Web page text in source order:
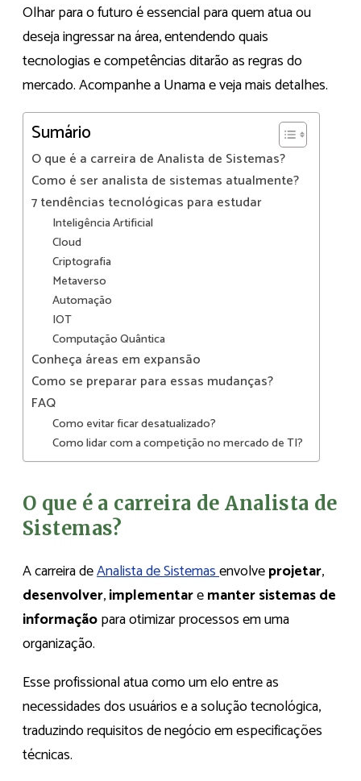
Olhar para o futuro é essencial para quem atua ou
deseja ingressar na área, entendendo quais
tecnologias e competências ditarão as regras do
mercado. Acompanhe a Unama e veja mais detalhes.
Sumário
O que é a carreira de Analista de Sistemas?
Como é ser analista de sistemas atualmente?
7 tendências tecnológicas para estudar
Inteligência Artificial
Cloud
Criptografia
Metaverso
Automação
IOT
Computação Quântica
Conheça áreas em expansão
Como se preparar para essas mudanças?
FAQ
Como evitar ficar desatualizado?
Como lidar com a competição no mercado de TI?
O que é a carreira de Analista de
Sistemas?
A carreira deAnalista de Sistemasenvolveprojetar,
desenvolver,implementaremanter sistemas de
informaçãopara otimizar processos em uma
organização.
Esse profissional atua como um elo entre as
necessidades dos usuários e a solução tecnológica,
traduzindo requisitos de negócio em especificações
técnicas.